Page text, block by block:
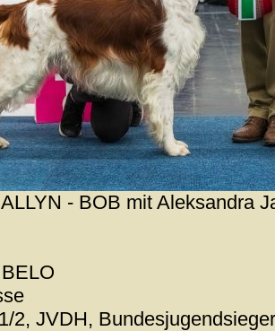
- BOB mit Aleksandra
2, JVDH, Bundesjugendsieger